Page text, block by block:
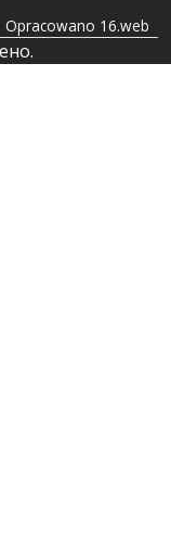
Opracowano 16.web